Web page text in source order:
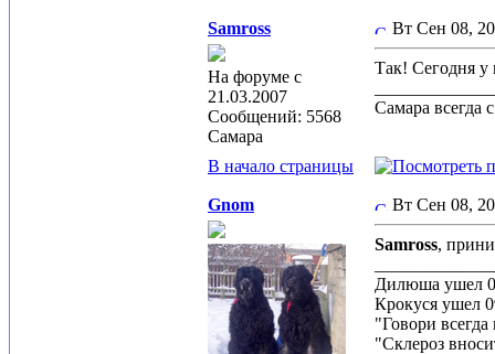
Samross
На форуме с
21.03.2007
Сообщений: 5568
Самара
Вт Сен 08,
Так! Сегодня у
Самара всегда
В начало страницы
Gnom Вт Сен 08,
Samross,
Дилюша ушел
Крокуся ушел
"Говори
"Склероз